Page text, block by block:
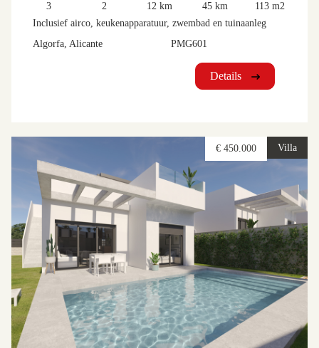
3 2 12 km 45 km
113 m2
Inclusief airco, keukenapparatuur, zwembad en tuinaanleg
Algorfa, Alicante
PMG601
Details
Villa
€ 450.000